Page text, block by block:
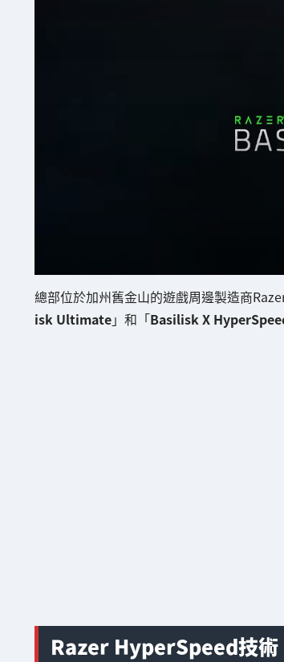
總部位於加州舊金山的遊戲周邊製造商
isk Ultimate」和「Basilisk X
Razer HyperSpeed技術